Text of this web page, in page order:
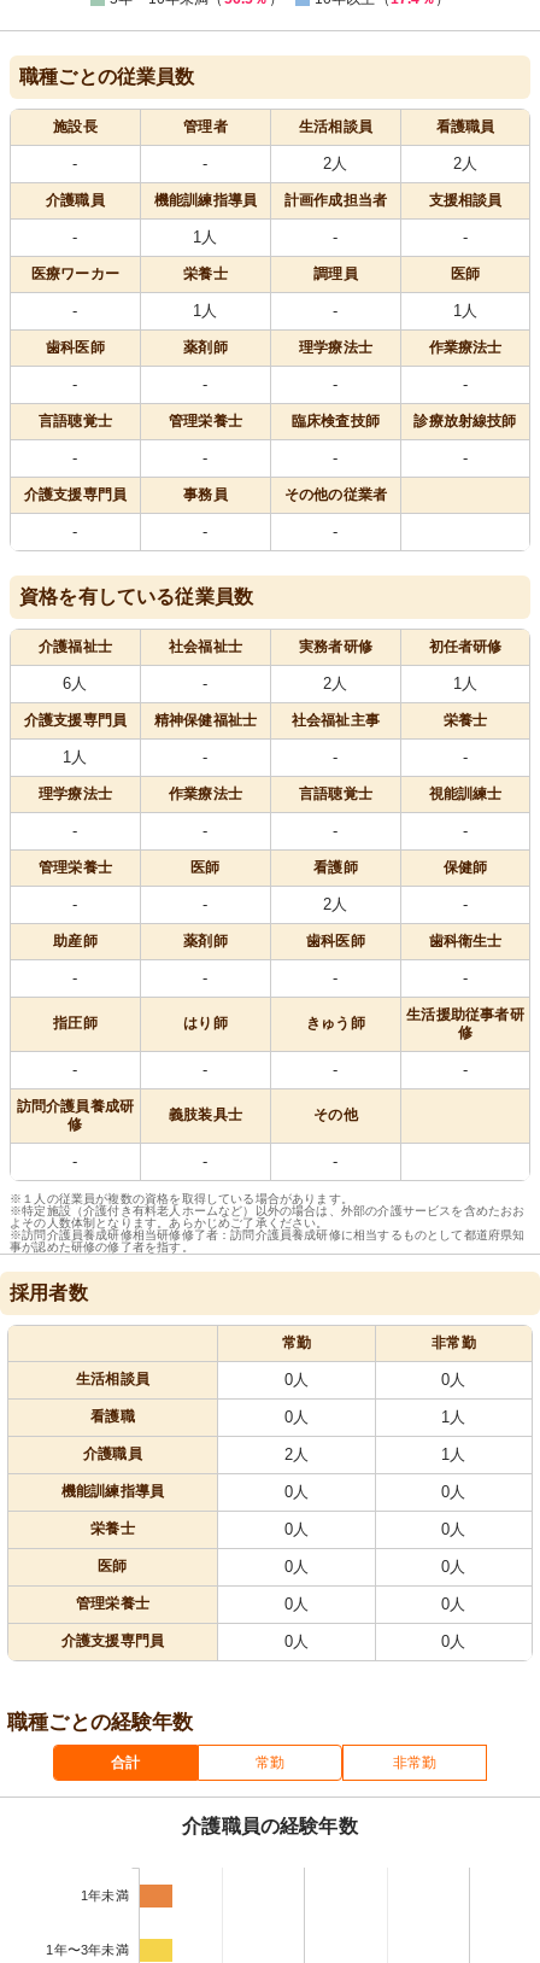
職種ごとの従業員数
施設長 管理者 生活相談員 看護職員
- - 2人 2人
介護職員 機能訓練指導員 計画作成担当者 支援相談員
- 1人 - -
医療ワーカー 栄養士 調理員 医師
- 1人 - 1人
歯科医師 薬剤師 理学療法士 作業療法士
- - - -
言語聴覚士 管理栄養士 臨床検査技師 診療放射線技師
- - - -
介護支援専門員 事務員 その他の従業者
- - -
資格を有している従業員数
介護福祉士 社会福祉士 実務者研修 初任者研修
6人 - 2人 1人
介護支援専門員 精神保健福祉士 社会福祉主事 栄養士
1人 - - -
理学療法士 作業療法士 言語聴覚士 視能訓練士
- - - -
管理栄養士 医師 看護師 保健師
- - 2人 -
助産師 薬剤師 歯科医師 歯科衛生士
- - - -
指圧師 はり師 きゅう師
生活援助従事者研
修
- - - -
訪問介護員養成研
修
義肢装具士 その他
- - -
※１人の従業員が複数の資格を取得している場合があります。
※特定施設（介護付き有料老人ホームなど）以外の場合は、外部の介護サービスを含めたおお
よその人数体制となります。あらかじめご了承ください。
※訪問介護員養成研修相当研修修了者：訪問介護員養成研修に相当するものとして都道府県知
事が認めた研修の修了者を指す。
採用者数
常勤 非常勤
生活相談員 0人 0人
看護職 0人 1人
介護職員 2人 1人
機能訓練指導員 0人 0人
栄養士 0人 0人
医師 0人 0人
管理栄養士 0人 0人
介護支援専門員 0人 0人
職種ごとの経験年数
合計 常勤 非常勤
介護職員の経験年数
1年未満
1年〜3年未満